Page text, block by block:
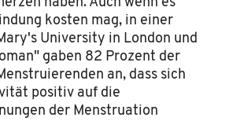
kosten mag, in einer
University in London und
gaben 82 Prozent der
an, dass sich
positiv auf die
der Menstruation